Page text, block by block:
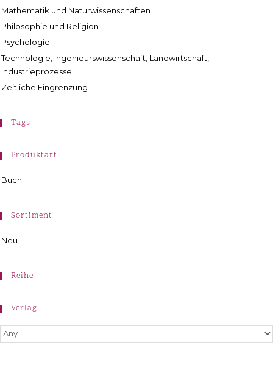
Mathematik und Naturwissenschaften
Philosophie und Religion
Psychologie
Technologie, Ingenieurswissenschaft, Landwirtschaft,
Industrieprozesse
Zeitliche Eingrenzung
Tags
Produktart
Buch
Sortiment
Neu
Reihe
Verlag